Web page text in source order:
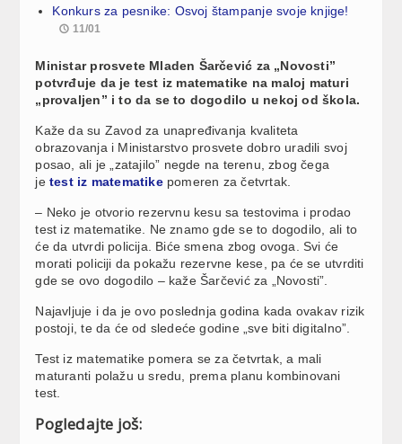
Konkurs za pesnike: Osvoj štampanje svoje knjige!
11/01
Ministar prosvete Mladen Šarčević za „Novosti”
potvrđuje da je test iz matematike na maloj maturi
„provaljen” i to da se to dogodilo u nekoj od škola.
Kaže da su Zavod za unapređivanja kvaliteta
obrazovanja i Ministarstvo prosvete dobro uradili svoj
posao, ali je „zatajilo” negde na terenu, zbog čega
jetest iz matematike pomeren za četvrtak.
– Neko je otvorio rezervnu kesu sa testovima i prodao
test iz matematike. Ne znamo gde se to dogodilo, ali to
će da utvrdi policija. Biće smena zbog ovoga. Svi će
morati policiji da pokažu rezervne kese, pa će se utvrditi
gde se ovo dogodilo – kaže Šarčević za „Novosti”.
Najavljuje i da je ovo poslednja godina kada ovakav rizik
postoji, te da će od sledeće godine „sve biti digitalno”.
Test iz matematike pomera se za četvrtak, a mali
maturanti polažu u sredu, prema planu kombinovani
test.
Pogledajte još: